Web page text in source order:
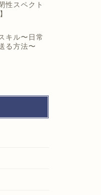
性スペクト
キル〜日常
る方法〜